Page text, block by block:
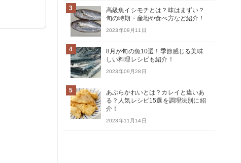
3
高級魚イシモチとは？味はまずい？
旬の時期・産地や食べ方など紹介！
2023年09月11日
4
8月が旬の魚10選！季節感じる美味
しい料理レシピも紹介！
2023年09月28日
5
あぶらかれいとは？カレイと違いあ
る？人気レシピ15選を調理法別に紹
介！
2023年11月14日